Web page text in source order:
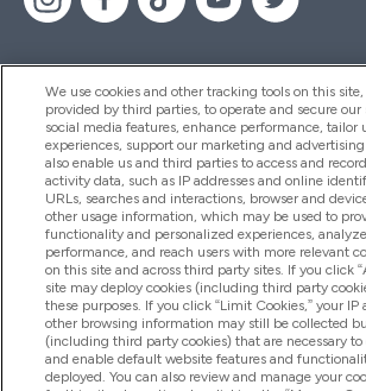
Pagalba Ir Informacija
Produktai
Informacija Apie Kompaniją
Lojalumas Ir Atlygis
We use cookies and other tracking tools on this
provided by third parties, to operate and secure our
social media features, enhance performance, tailor
experiences, support our marketing and
also enable us and third parties to access and
activity data, such as IP addresses and online
URLs, searches and interactions, browser and
other usage information, which may be used to
functionality and personalized experiences,
performance, and reach users with more relevant
on this site and across third party sites. If you click
site may deploy cookies (including third party
these purposes. If you click “Limit Cookies,” your IP
other browsing information may still be collected
(including third party cookies) that are necessary to
and enable default website features and
deployed. You can also review and manage your